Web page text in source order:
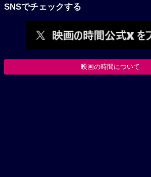
SNSでチェックする
映画の時間について